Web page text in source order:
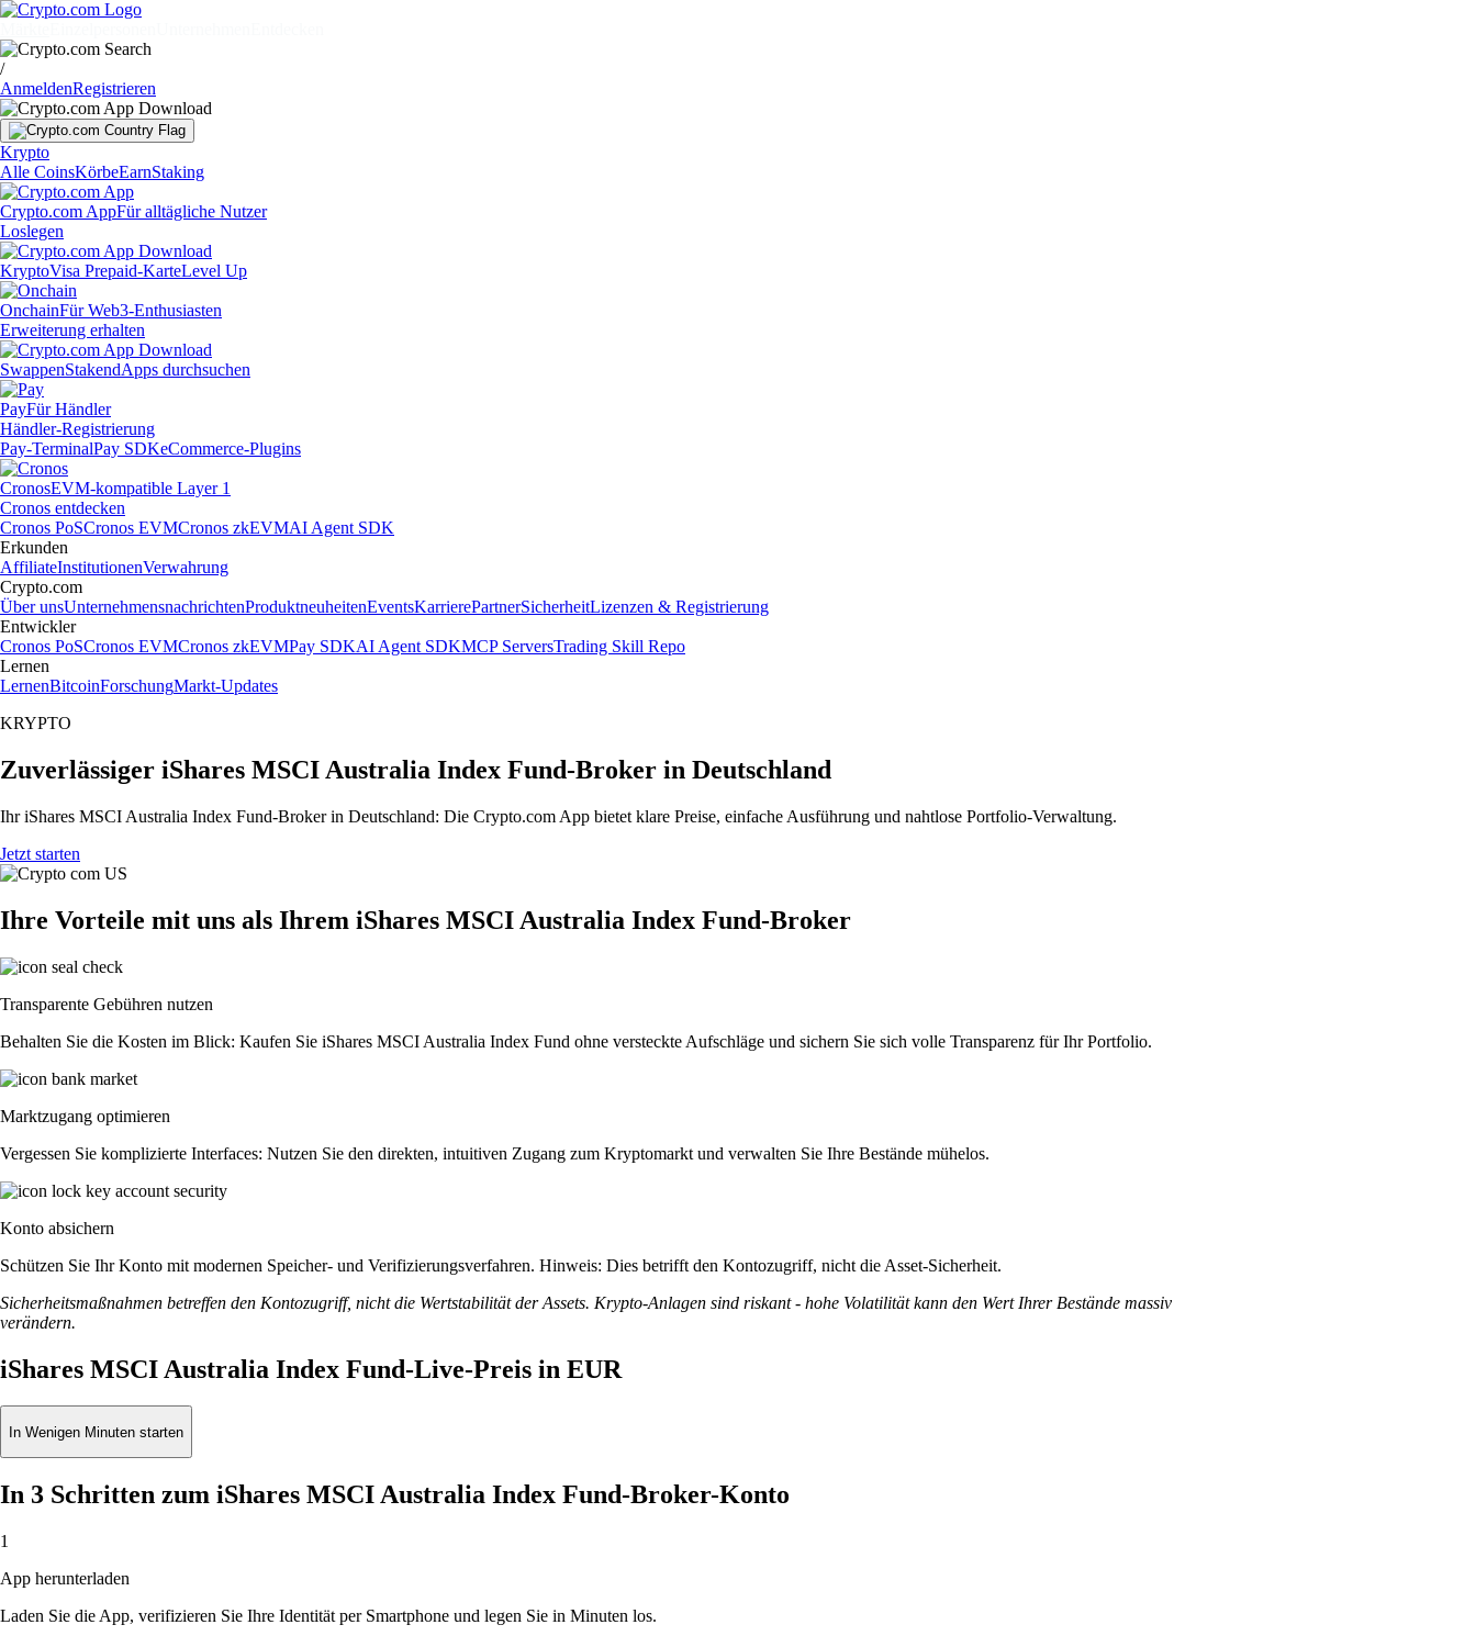
/
AnmeldenRegistrieren
Krypto
Alle CoinsKörbeEarnStaking
Crypto.com AppFür alltägliche Nutzer
Loslegen
KryptoVisa Prepaid-KarteLevel Up
OnchainFür Web3-Enthusiasten
Erweiterung erhalten
SwappenStakendApps durchsuchen
PayFür Händler
Händler-Registrierung
Pay-TerminalPay SDKeCommerce-Plugins
CronosEVM-kompatible Layer 1
Cronos entdecken
Cronos PoSCronos EVMCronos zkEVMAI Agent SDK
Erkunden
AffiliateInstitutionenVerwahrung
Crypto.com
Über unsUnternehmensnachrichtenProduktneuheitenEventsKarrierePartnerSicherheitLizenzen & Registrierung
Entwickler
Cronos PoSCronos EVMCronos zkEVMPay SDKAI Agent SDKMCP ServersTrading Skill Repo
Lernen
LernenBitcoinForschungMarkt-Updates
KRYPTO
Zuverlässiger iShares MSCI Australia Index Fund-Broker in Deutschland
Ihr iShares MSCI Australia Index Fund-Broker in Deutschland: Die Crypto.com App bietet klare Preise, einfache Ausführung und nahtlose Portfolio-Verwaltung.
Jetzt starten
Ihre Vorteile mit uns als Ihrem iShares MSCI Australia Index Fund-Broker
Transparente Gebühren nutzen
Behalten Sie die Kosten im Blick: Kaufen Sie iShares MSCI Australia Index Fund ohne versteckte Aufschläge und sichern Sie sich volle Transparenz für Ihr Portfolio.
Marktzugang optimieren
Vergessen Sie komplizierte Interfaces: Nutzen Sie den direkten, intuitiven Zugang zum Kryptomarkt und verwalten Sie Ihre Bestände mühelos.
Konto absichern
Schützen Sie Ihr Konto mit modernen Speicher- und Verifizierungsverfahren. Hinweis: Dies betrifft den Kontozugriff, nicht die Asset-Sicherheit.
Sicherheitsmaßnahmen betreffen den Kontozugriff, nicht die Wertstabilität der Assets. Krypto-Anlagen sind riskant - hohe Volatilität kann den Wert Ihrer Bestände massiv
verändern.
iShares MSCI Australia Index Fund-Live-Preis in EUR
In Wenigen Minuten starten
In 3 Schritten zum iShares MSCI Australia Index Fund-Broker-Konto
1
App herunterladen
Laden Sie die App, verifizieren Sie Ihre Identität per Smartphone und legen Sie in Minuten los.